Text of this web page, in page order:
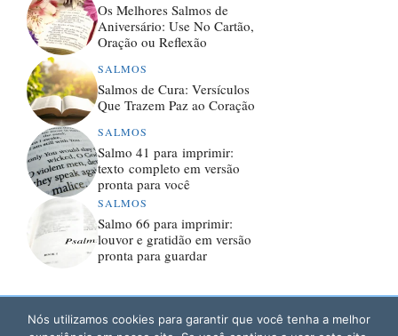
Os Melhores Salmos de
Aniversário: Use No Cartão,
Oração ou Reflexão
SALMOS
Salmos de Cura: Versículos
Que Trazem Paz ao Coração
SALMOS
Salmo 41 para imprimir:
texto completo em versão
pronta para você
SALMOS
Salmo 66 para imprimir:
louvor e gratidão em versão
pronta para guardar
Nós utilizamos cookies para garantir que você tenha a melhor